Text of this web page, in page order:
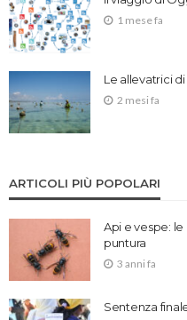
1 mese fa
Le allevatrici
2 mesi fa
ARTICOLI PIÙ POPOLARI
Api e vespe:
puntura
3 anni fa
Sentenza